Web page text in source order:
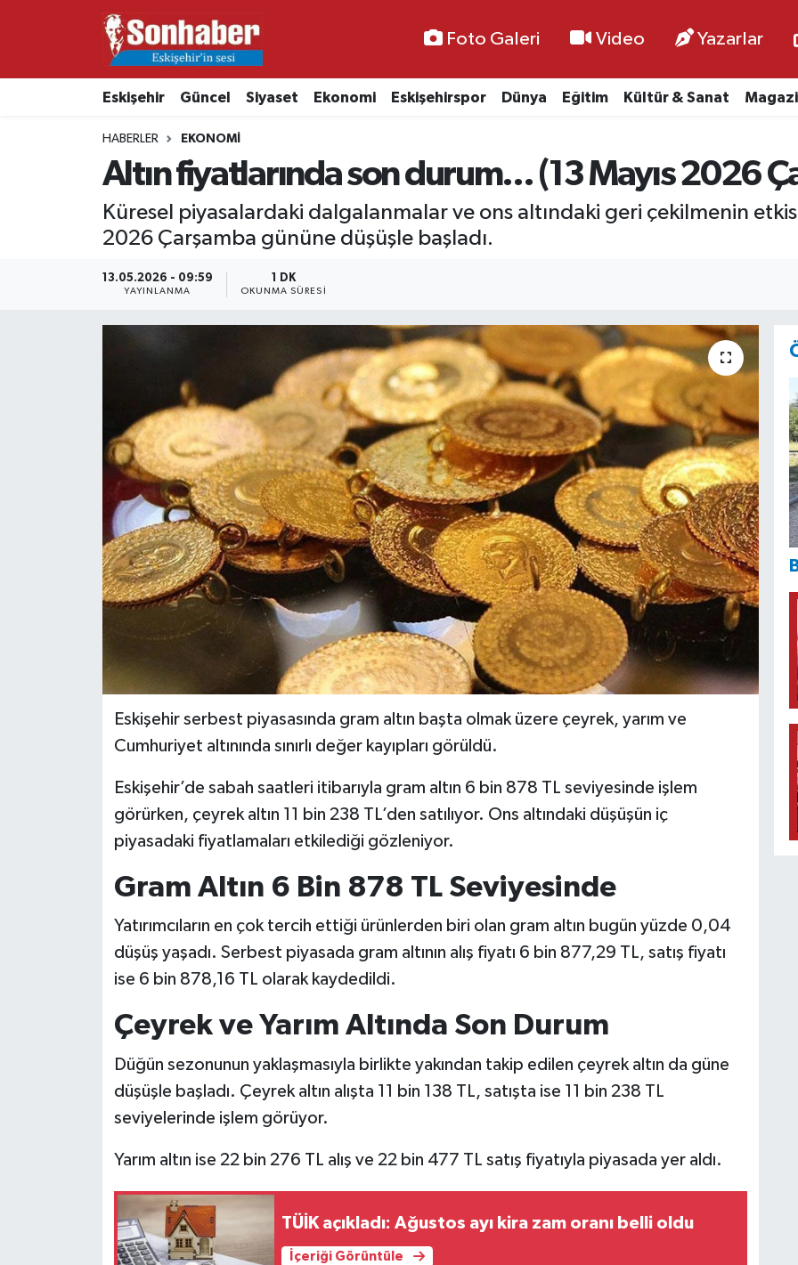
Foto Galeri Video Yazarlar
Eskişehir Güncel Siyaset Ekonomi Eskişehirspor Dünya Eğitim Kültür & Sanat
HABERLER EKONOMI
Altın fiyatlarında son durum... (13 Mayıs 2026
Küresel piyasalardaki dalgalanmalar ve ons altındaki geri çekilmenin
2026 Çarşamba gününe düşüşle başladı.
13.05.2026 - 09:59
YAYINLANMA
1 DK
OKUNMA SÜRESI
Eskişehir serbest piyasasında gram altın başta olmak üzere çeyrek, yarım ve
Cumhuriyet altınında sınırlı değer kayıpları görüldü.
Eskişehir’de sabah saatleri itibarıyla gram altın 6 bin 878 TL seviyesinde işlem
görürken, çeyrek altın 11 bin 238 TL’den satılıyor. Ons altındaki düşüşün iç
piyasadaki fiyatlamaları etkilediği gözleniyor.
Gram Altın 6 Bin 878 TL Seviyesinde
Yatırımcıların en çok tercih ettiği ürünlerden biri olan gram altın bugün yüzde 0,04
düşüş yaşadı. Serbest piyasada gram altının alış fiyatı 6 bin 877,29 TL, satış fiyatı
ise 6 bin 878,16 TL olarak kaydedildi.
Çeyrek ve Yarım Altında Son Durum
Düğün sezonunun yaklaşmasıyla birlikte yakından takip edilen çeyrek altın da güne
düşüşle başladı. Çeyrek altın alışta 11 bin 138 TL, satışta ise 11 bin 238 TL
seviyelerinde işlem görüyor.
Yarım altın ise 22 bin 276 TL alış ve 22 bin 477 TL satış fiyatıyla piyasada yer aldı.
TÜİK açıkladı: Ağustos ayı kira zam oranı belli oldu
İçeriği Görüntüle
Ekonomi
Kültür & Sanat
Nöbetçi Eczaneler
Namaz Vakitleri
Trafik Durumu
Süper Lig Puan Durumu ve Fikstür
Tüm Manşetler